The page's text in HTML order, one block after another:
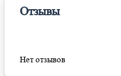
Отзывы
Нет отзывов